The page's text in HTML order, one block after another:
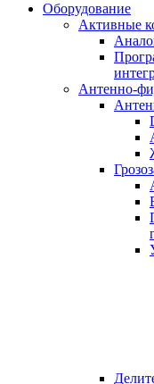
Оборудование
Активные
Антенно-